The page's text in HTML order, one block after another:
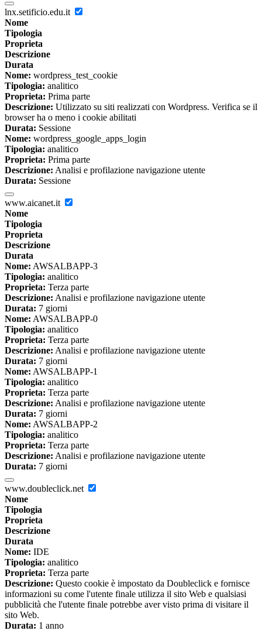
lnx.setificio.edu.it
Nome
Tipologia
Proprieta
Descrizione
Durata
Nome: wordpress_test_cookie
Tipologia: analitico
Proprieta: Prima parte
Descrizione: Utilizzato su siti realizzati con Wordpress. Verifica se il
browser ha o meno i cookie abilitati
Durata: Sessione
Nome: wordpress_google_apps_login
Tipologia: analitico
Proprieta: Prima parte
Descrizione: Analisi e profilazione navigazione utente
Durata: Sessione
www.aicanet.it
Nome
Tipologia
Proprieta
Descrizione
Durata
Nome: AWSALBAPP-3
Tipologia: analitico
Proprieta: Terza parte
Descrizione: Analisi e profilazione navigazione utente
Durata: 7 giorni
Nome: AWSALBAPP-0
Tipologia: analitico
Proprieta: Terza parte
Descrizione: Analisi e profilazione navigazione utente
Durata: 7 giorni
Nome: AWSALBAPP-1
Tipologia: analitico
Proprieta: Terza parte
Descrizione: Analisi e profilazione navigazione utente
Durata: 7 giorni
Nome: AWSALBAPP-2
Tipologia: analitico
Proprieta: Terza parte
Descrizione: Analisi e profilazione navigazione utente
Durata: 7 giorni
www.doubleclick.net
Nome
Tipologia
Proprieta
Descrizione
Durata
Nome: IDE
Tipologia: analitico
Proprieta: Terza parte
Descrizione: Questo cookie è impostato da Doubleclick e fornisce
informazioni su come l'utente finale utilizza il sito Web e qualsiasi
pubblicità che l'utente finale potrebbe aver visto prima di visitare il
sito Web.
Durata: 1 anno